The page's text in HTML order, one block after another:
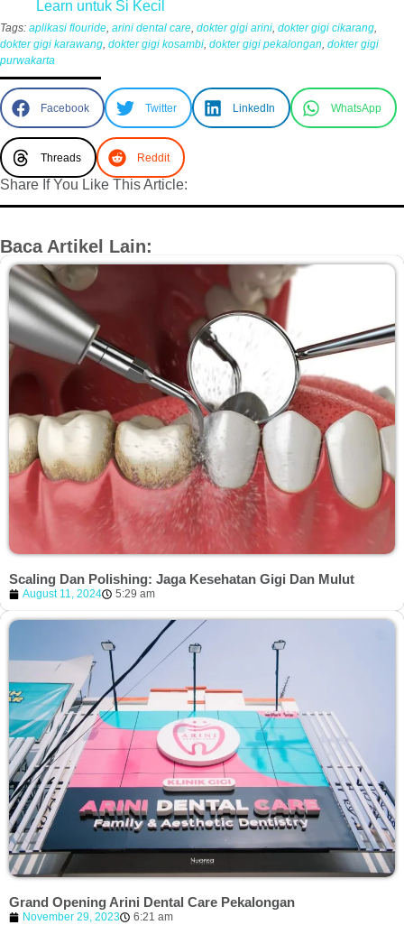
Learn untuk Si Kecil
Tags: aplikasi flouride, arini dental care, dokter gigi arini, dokter gigi cikarang,
dokter gigi karawang, dokter gigi kosambi, dokter gigi pekalongan, dokter gigi
purwakarta
Facebook Twitter LinkedIn WhatsApp
Threads Reddit
Share If You Like This Article:
Baca Artikel Lain:
Scaling Dan Polishing: Jaga Kesehatan Gigi Dan Mulut
August 11, 2024 5:29 am
Grand Opening Arini Dental Care Pekalongan
November 29, 2023 6:21 am